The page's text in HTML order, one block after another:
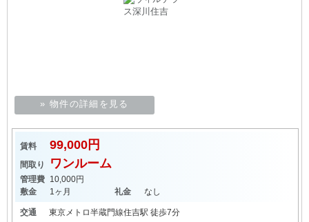
» 物件の詳細を見る
賃料 99,000円
間取り ワンルーム
管理費 10,000円
敷金
1ヶ月 礼金 なし
交通 東京メトロ半蔵門線住吉駅 徒歩7分